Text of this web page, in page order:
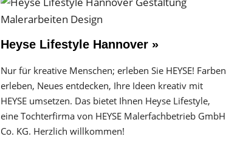
Heyse Lifestyle Hannover »
Nur für kreative Menschen; erleben Sie HEYSE! Farben
erleben, Neues entdecken, Ihre Ideen kreativ mit
HEYSE umsetzen. Das bietet Ihnen Heyse Lifestyle,
eine Tochterfirma von HEYSE Malerfachbetrieb GmbH
Co. KG. Herzlich willkommen!